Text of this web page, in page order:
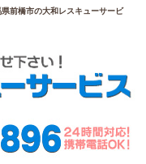
前橋市の大和レスキューサービ